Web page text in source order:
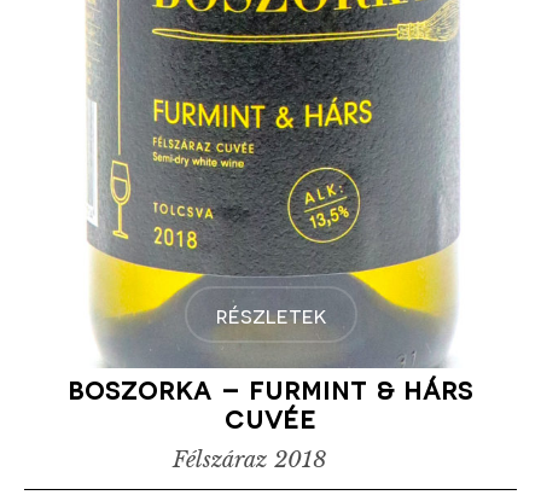
részletek
boszorka – furmint & hárs
cuvée
Félszáraz 2018